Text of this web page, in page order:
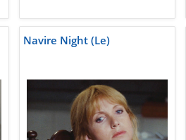
Navire Night (Le)